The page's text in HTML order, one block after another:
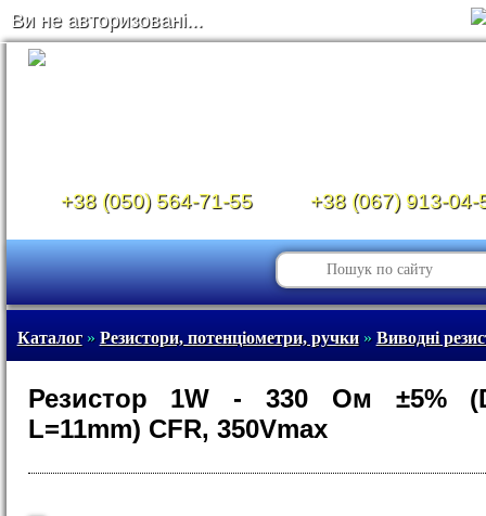
Ви не авторизовані...
+38 (050) 564-71-55 +38 (067) 913-04-
Каталог» Резистори, потенціометри, ручки» Виводні
Резистор 1W - 330 Ом ±5%
L=11mm) CFR, 350Vmax